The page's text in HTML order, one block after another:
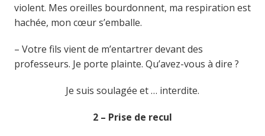
violent. Mes oreilles bourdonnent, ma respiration est
hachée, mon cœur s’emballe.
– Votre fils vient de m’entartrer devant des
professeurs. Je porte plainte. Qu’avez-vous à dire ?
Je suis soulagée et … interdite.
2 – Prise de recul